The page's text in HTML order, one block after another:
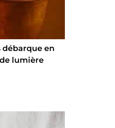
débarque en
lumière